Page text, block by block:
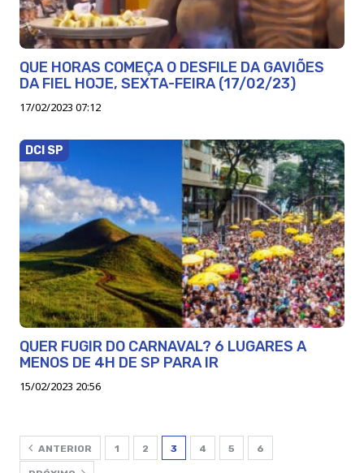
QUE HORAS COMEÇA O DESFILE DA GAVIÕES
DA FIEL HOJE, SEXTA-FEIRA (17/02/23)
17/02/2023 07:12
DCI SP
QUER FUGIR DO CARNAVAL? 6 LUGARES A
MENOS DE 4H DE SP PARA IR
15/02/2023 20:56
ANTERIOR 1 2 3 4 5 6